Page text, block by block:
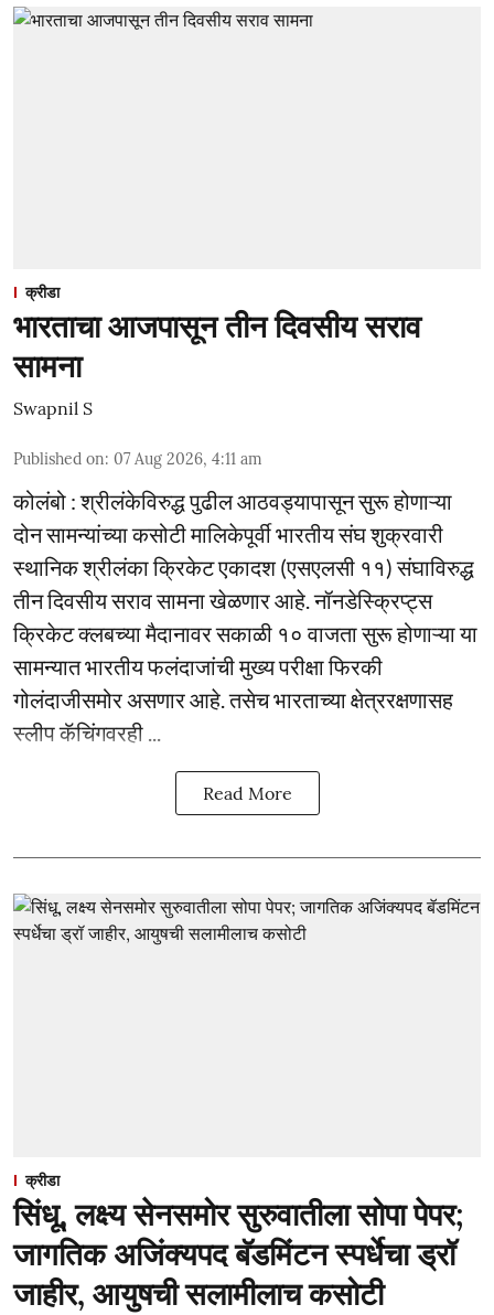
क्रीडा
भारताचा आजपासून तीन दिवसीय सराव
सामना
Swapnil S
Published on: 07 Aug 2026, 4:11 am
कोलंबो : श्रीलंकेविरुद्ध पुढील आठवड्यापासून सुरू होणाऱ्या
दोन सामन्यांच्या कसोटी मालिकेपूर्वी भारतीय संघ शुक्रवारी
स्थानिक श्रीलंका क्रिकेट एकादश (एसएलसी ११) संघाविरुद्ध
तीन दिवसीय सराव सामना खेळणार आहे. नॉनडेस्क्रिप्ट्स
क्रिकेट क्लबच्या मैदानावर सकाळी १० वाजता सुरू होणाऱ्या या
सामन्यात भारतीय फलंदाजांची मुख्य परीक्षा फिरकी
गोलंदाजीसमोर असणार आहे. तसेच भारताच्या क्षेत्ररक्षणासह
स्लीप कॅचिंगवरही ...
Read More
क्रीडा
सिंधू, लक्ष्य सेनसमोर सुरुवातीला सोपा पेपर;
जागतिक अजिंक्यपद बॅडमिंटन स्पर्धेचा ड्रॉ
जाहीर, आयुषची सलामीलाच कसोटी